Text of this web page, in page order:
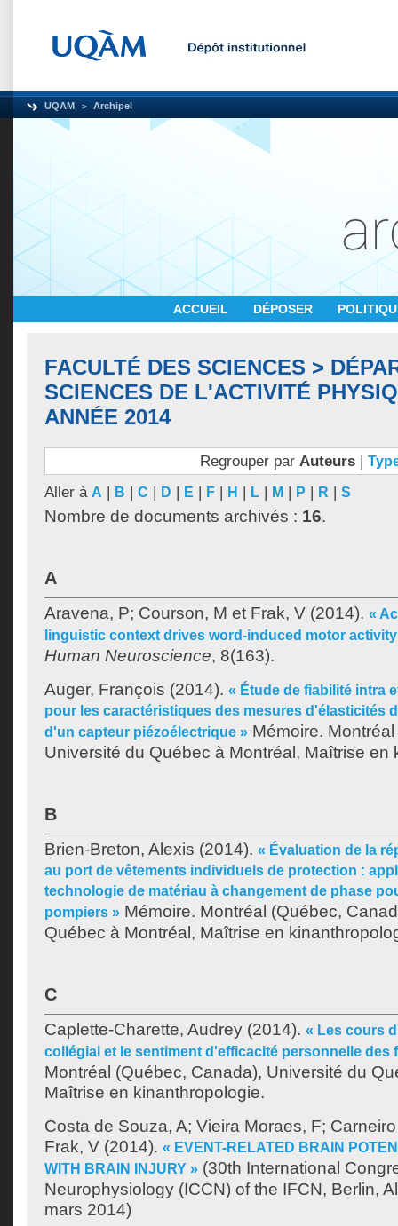
UQAM Archipel
ACCUEIL DÉPOSER
FACULTÉ DES SCIENCES >
SCIENCES DE L'ACTIVITÉ
ANNÉE 2014
Regrouper par Auteurs|
Aller à A | B | C | D | E | F | H | L | M | P | R | S
Nombre de documents archivés : 16.
A
Aravena, P; Courson, M et Frak, V (2014). «
linguistic context drives word-induced motor
Human Neuroscience, 8(163).
Auger, François (2014). « Étude de fiabilité intra
pour les caractéristiques des mesures d'élasticités
d'un capteur piézoélectrique » Mémoire.
Université du Québec à Montréal, Maîtrise en
B
Brien-Breton, Alexis (2014). « Évaluation de la
au port de vêtements individuels de protection :
technologie de matériau à changement de phase
pompiers » Mémoire. Montréal (Québec,
Québec à Montréal, Maîtrise en
C
Caplette-Charette, Audrey (2014). « Les cours
collégial et le sentiment d'efficacité personnelle des
Montréal (Québec, Canada), Université du
Maîtrise en kinanthropologie.
Costa de Souza, A; Vieira Moraes, F;
Frak, V (2014). « EVENT-RELATED BRAIN
WITH BRAIN INJURY » (30th International
Neurophysiology (ICCN) of the IFCN, Berlin,
mars 2014)